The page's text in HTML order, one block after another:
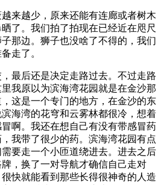
来越少，原来还能有连廊或者树木
了。我们拍了拍现在已经近在咫尺
那边。狮子也没啥了不得的，我们
走了。
最后还是决定走路过去。不过走路
我原以为滨海湾花园就是在金沙那
这是一个专门的地方，在金沙的东
海湾的花穹和云雾林都很冷，想着
啊。我还在想自己有没有带感冒药
我带了很少的药。滨海湾花园有点
要走一个小匝道绕进去。进去之后
，换了一对导航才确信自己走对
快就能看到那些长得很神奇的人造